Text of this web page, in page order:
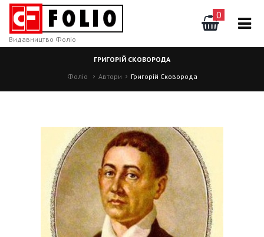
0
Видавництво Фоліо
ГРИГОРІЙ СКОВОРОДА
Фоліо
Автори Григорій Сковорода